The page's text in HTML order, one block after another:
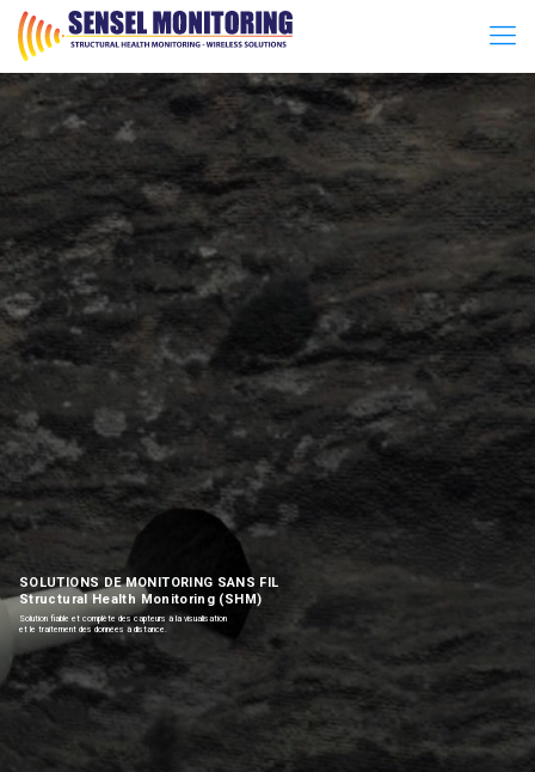
SOLUTIONS DE MONITORING SANS FIL
Structural Health Monitoring (SHM)
Solution fiable et complète des capteurs à la visualisation
et le traitement des données à distance.